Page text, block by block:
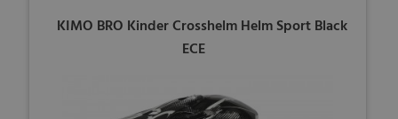
KIMO BRO Kinder Crosshelm Helm Sport Black
ECE